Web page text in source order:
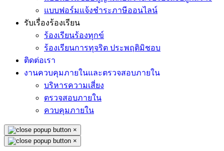
แบบฟอร์มแจ้งชำระภาษีออนไลน์
รับเรื่องร้องเรียน
ร้องเรียนร้องทุกข์
ร้องเรียนการทุจริต ประพฤติมิชอบ
ติดต่อเรา
งานควบคุมภายในและตรวจสอบภายใน
บริหารความเสี่ยง
ตรวจสอบภายใน
ควบคุมภายใน
×
×